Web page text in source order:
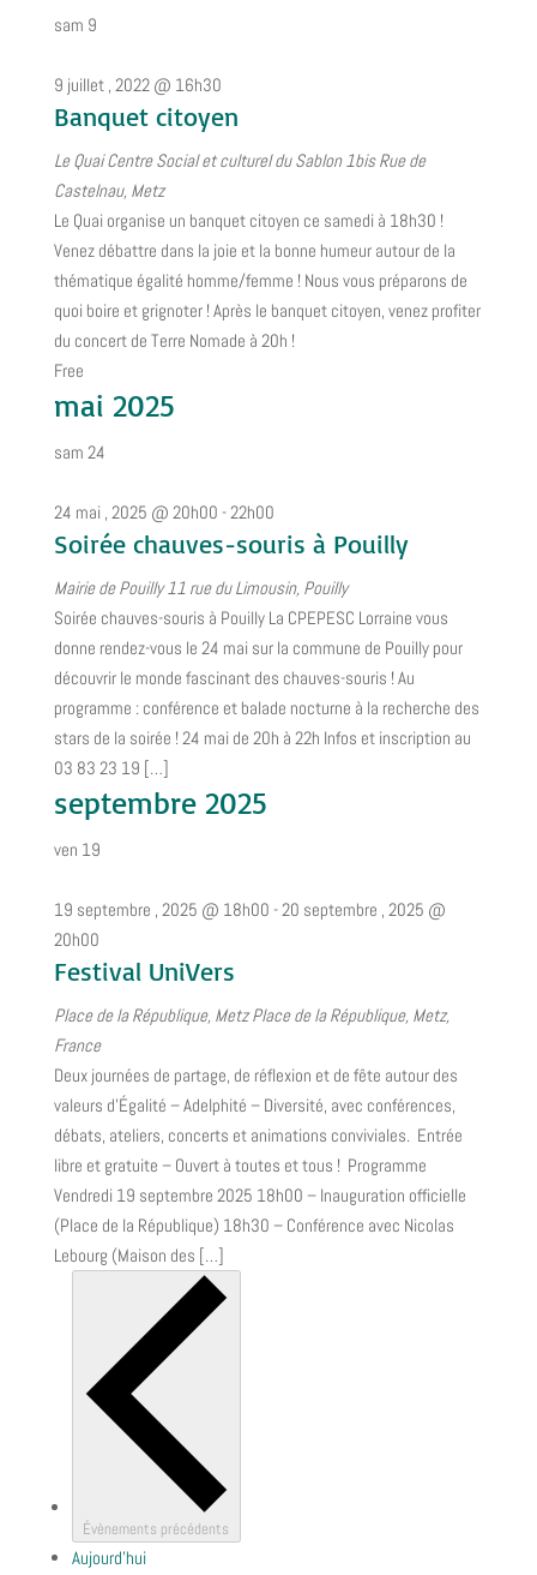
sam 9
9 juillet , 2022 @ 16h30
Banquet citoyen
Le Quai Centre Social et culturel du Sablon1bis Rue de
Castelnau, Metz
Le Quai organise un banquet citoyen ce samedi à 18h30 !
Venez débattre dans la joie et la bonne humeur autour de la
thématique égalité homme/femme ! Nous vous préparons de
quoi boire et grignoter ! Après le banquet citoyen, venez profiter
du concert de Terre Nomade à 20h !
Free
mai 2025
sam 24
24 mai , 2025 @ 20h00 -22h00
Soirée chauves-souris à Pouilly
Mairie de Pouilly11 rue du Limousin, Pouilly
Soirée chauves-souris à Pouilly La CPEPESC Lorraine vous
donne rendez-vous le 24 mai sur la commune de Pouilly pour
découvrir le monde fascinant des chauves-souris ! Au
programme : conférence et balade nocturne à la recherche des
stars de la soirée ! 24 mai de 20h à 22h Infos et inscription au
03 83 23 19 […]
septembre 2025
ven 19
19 septembre , 2025 @ 18h00 -20 septembre , 2025 @
20h00
Festival UniVers
Place de la République, MetzPlace de la République, Metz,
France
Deux journées de partage, de réflexion et de fête autour des
valeurs d’Égalité – Adelphité – Diversité, avec conférences,
débats, ateliers, concerts et animations conviviales. Entrée
libre et gratuite – Ouvert à toutes et tous ! Programme
Vendredi 19 septembre 2025 18h00 – Inauguration officielle
(Place de la République) 18h30 – Conférence avec Nicolas
Lebourg (Maison des […]
Évènements précédents
Aujourd’hui